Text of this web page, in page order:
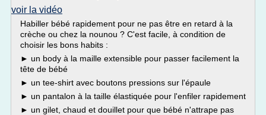
voir la vidéo
Habiller bébé rapidement pour ne pas être en retard à la
crèche ou chez la nounou ? C'est facile, à condition de
choisir les bons habits :
► un body à la maille extensible pour passer facilement la
tête de bébé
► un tee-shirt avec boutons pressions sur l'épaule
► un pantalon à la taille élastiquée pour l'enfiler rapidement
► un gilet, chaud et douillet pour que bébé n'attrape pas